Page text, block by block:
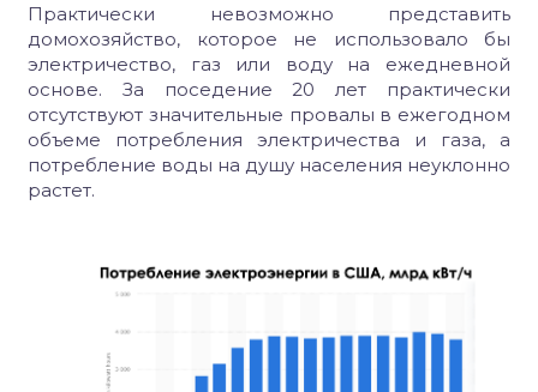
Практически невозможно представить
домохозяйство, которое не использовало бы
электричество, газ или воду на ежедневной
основе. За поседение 20 лет практически
отсутствуют значительные провалы в ежегодном
объеме потребления электричества и газа, а
потребление воды на душу населения неуклонно
растет.